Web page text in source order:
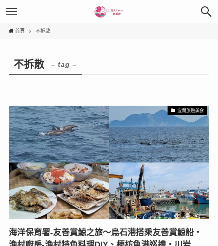
首頁 不拆散
不拆散 – tag –
宜蘭旅遊美食
海洋保育署-友善賞鯨之旅〜烏石港搭乘友善賞鯨船‧